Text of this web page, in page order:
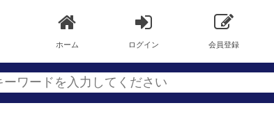
ホーム ログイン 会員登録